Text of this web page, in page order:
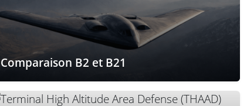
Comparaison B2 et B21